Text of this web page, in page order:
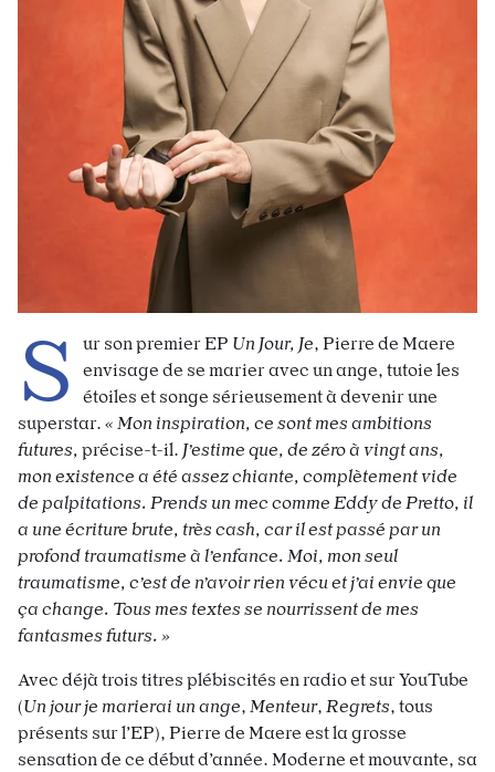
S ur son premier EP Un Jour, Je, Pierre de Maere
envisage de se marier avec un ange, tutoie les
étoiles et songe sérieusement à devenir une
superstar. « Mon inspiration, ce sont mes ambitions
futures, précise-t-il. J’estime que, de zéro à vingt ans,
mon existence a été assez chiante, complètement vide
de palpitations. Prends un mec comme Eddy de Pretto, il
a une écriture brute, très cash, car il est passé par un
profond traumatisme à l’enfance. Moi, mon seul
traumatisme, c’est de n’avoir rien vécu et j’ai envie que
ça change. Tous mes textes se nourrissent de mes
fantasmes futurs. »
Avec déjà trois titres plébiscités en radio et sur YouTube
(Un jour je marierai un ange, Menteur, Regrets, tous
présents sur l’EP), Pierre de Maere est la grosse
sensation de ce début d’année. Moderne et mouvante, sa